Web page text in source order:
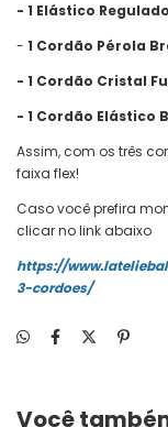
- 1 Elástico
- 1 Cordão Pérola
- 1 Cordão Cristal
- 1 Cordão Elástico
Assim, com os três
faixa flex!
Caso você prefira
clicar no link abaixo
https://
3-cordoes/
Você